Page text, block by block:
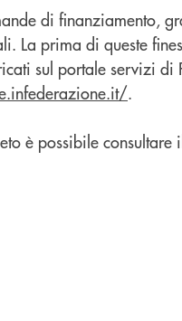
di finanziamento,
La prima di queste
sul portale servizi di
.
è possibile consultare